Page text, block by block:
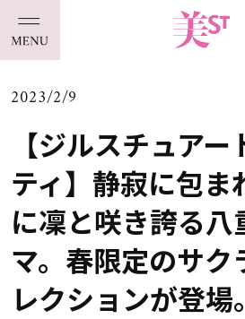
2023/2/9
【ジルスチュア
ティ】静寂に包ま
に凜と咲き誇る八
マ。春限定のサク
レクションが登場。